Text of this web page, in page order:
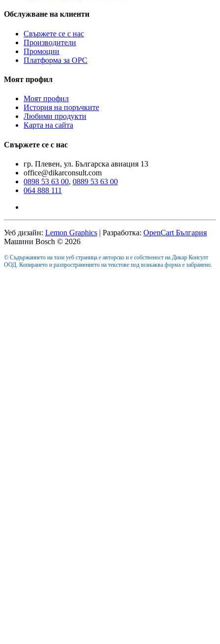
Обслужване на клиенти
Свържете се с нас
Производители
Промоции
Платформа за ОРС
Моят профил
Моят профил
История на поръчките
Любими продукти
Карта на сайта
Свържете се с нас
гр. Плевен, ул. Българска авиация 13
office@dikarconsult.com
0898 53 63 00, 0889 53 63 00
064 888 111
Уеб дизайн: Lemon Graphics | Разработка: OpenCart България
Машини Bosch © 2026
© Съдържанието на тази уеб страница е авторско и е собственост на Дикар Консулт
ООД. Копирането и разпространението на текстове под всякаква форма е забранено.